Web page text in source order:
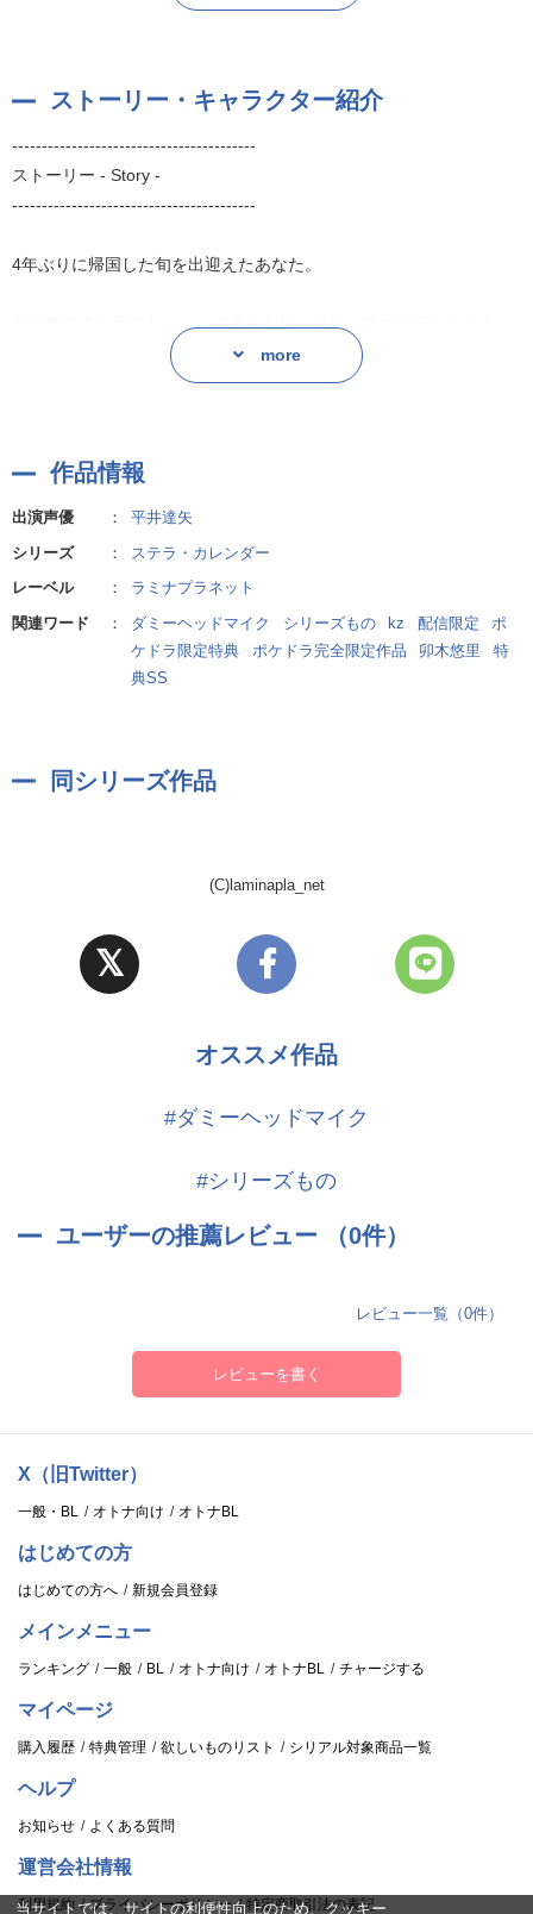
サイン色紙を抽選で1名様にプレゼント!
※応募期間:2026年4月30日23:59まで
【全年齢版】は【18歳以上推奨シーン】トラックを抜いたものにな
的な用語や表現が一部ございます。
-----------------------------------------
イントロダクション - Introduction -
日を刻む。月を過ごす。そうして、季節は巡る……あなたと一緒
全編ダミーヘッドマイクを使用し、スタジオで収録
ど、優しさを持ち合わせている、大切な の旬でした――。
--------------------------
7月のカレ・法月悠(CV.猿飛総司)
8月のカレ・志太玲央(CV.広山和重)
9月のカレ・泙光星(CV.庵田技剛)
11月のカレ・冥賀茜(CV.河豚倫太郎)
1月のカレ・佐土原六華(CV.八神仙)
3月のカレ・小海深(CV.真野大)
--------------------------
4年ぶりに実家へ帰ってきた旬。
家族で食卓を囲み久しぶりの再会を祝った夜、旬の部屋を訪れると
明けてしまい……。
【収録内容:会話、手を握る、手の甲にキス、キス】
旬に誘われ、ふたりで訪れたプラネタリウム。星々が瞬く静かな空
映会”。
そこで旬は、初めて一緒に見た夜空の思い出を語り、長く胸に秘め
てきた想いを、あなたに打ち明ける。
ストーリー・キャラクター紹介
-----------------------------------------
ストーリー - Story -
-----------------------------------------
4年ぶりに帰国した旬を出迎えたあなた。
家族で食卓を囲み久しぶりの再会を祝った夜、旬の部屋を訪れる
と、彼は星を見ていた。
一緒に星を見ているうちに、想いがあふれたあなたは、旬に気持ち
-----------------------------------------
「……たぶん、それは『恋』じゃない。自分で言うのもなんだけ
ど……憧れ、なんじゃないかな」
優しく聡明だけど、謎が多い――あなたの兄
Birth day:2.29
理知的で冷静沈着な性格。 感情表現は控えめだが、優しさを持ち合
海外の天文台を転々としながら研究活動を行っており、4年に一度の
あなたの家族になって以来、優しく見守っていた。
❤本編後のあなたへの気持ち❤
〔カレ視点〕で描かれた「Hugs and Kisses - Syun -」のトラックで
- - - - - - - - - - - - - - - - - -
ヒロイン(あなた)
旬の妹。
朗らかで、前向きでちょっと能天気な性格。
more
作品情報
出演声優 ：
平井達矢
シリーズ
：
ステラ・カレンダー
レーベル
：
ラミナプラネット
関連ワード
： ダミーヘッドマイク シリーズもの kz 配信限定
ポ
ケドラ限定特典
ポケドラ完全限定作品 卯木悠里
特
典SS
同シリーズ作品
(C)laminapla_net
オススメ作品
#ダミーヘッドマイク
#シリーズもの
ユーザーの推薦レビュー （0件）
レビュー一覧（0件）
レビューを書く
X（旧Twitter）
一般・BL オトナ向け オトナBL
はじめての方
はじめての方へ 新規会員登録
メインメニュー
ランキング 一般 BL オトナ向け オトナBL チャージする
マイページ
購入履歴 特典管理 欲しいものリスト シリアル対象商品一覧
ヘルプ
お知らせ よくある質問
運営会社情報
利用規約 プライバシーポリシー 特定商取引法の表記
当サイトでは、サイトの利便性向上のため、クッキー